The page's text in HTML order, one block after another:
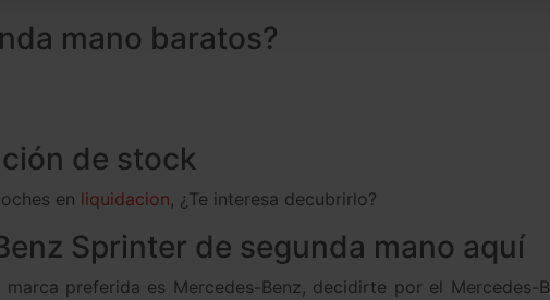
mano baratos?
de stock
en liquidacion, ¿Te interesa decubrirlo?
Sprinter de segunda mano aquí
preferida es Mercedes-Benz, decidirte por el Mercedes-